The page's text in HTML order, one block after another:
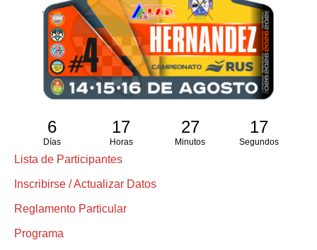
6
Días
17
Horas
27
Minutos
17
Segundos
Lista de Participantes
Inscribirse / Actualizar Datos
Reglamento Particular
Programa